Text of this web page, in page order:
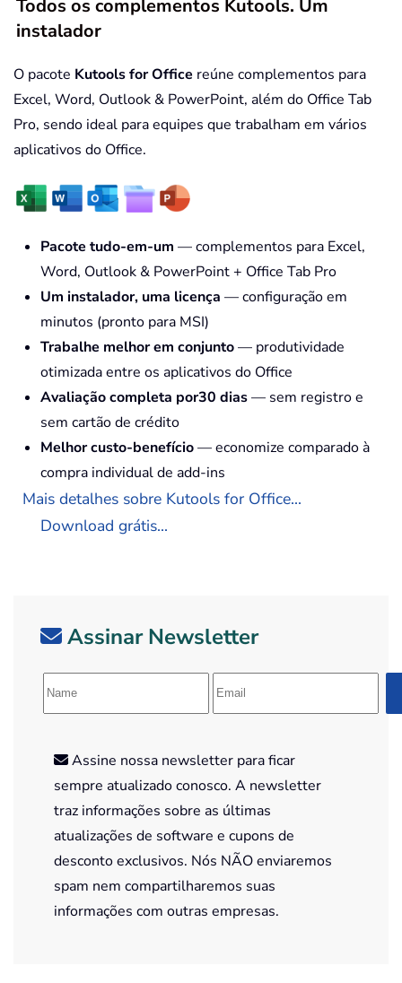
Todos os complementos Kutools. Um
instalador
O pacote Kutools for Office reúne complementos para
Excel, Word, Outlook & PowerPoint, além do Office Tab
Pro, sendo ideal para equipes que trabalham em vários
aplicativos do Office.
Pacote tudo-em-um — complementos para Excel,
Word, Outlook & PowerPoint + Office Tab Pro
Um instalador, uma licença — configuração em
minutos (pronto para MSI)
Trabalhe melhor em conjunto— produtividade
otimizada entre os aplicativos do Office
Avaliação completa por30 dias— sem registro e
sem cartão de crédito
Melhor custo-benefício— economize comparado à
compra individual de add-ins
Mais detalhes sobre Kutools for Office...
Download grátis...
Assinar Newsletter
Assine nossa newsletter para ficar
sempre atualizado conosco. A newsletter
traz informações sobre as últimas
atualizações de software e cupons de
desconto exclusivos. Nós NÃO enviaremos
spam nem compartilharemos suas
informações com outras empresas.